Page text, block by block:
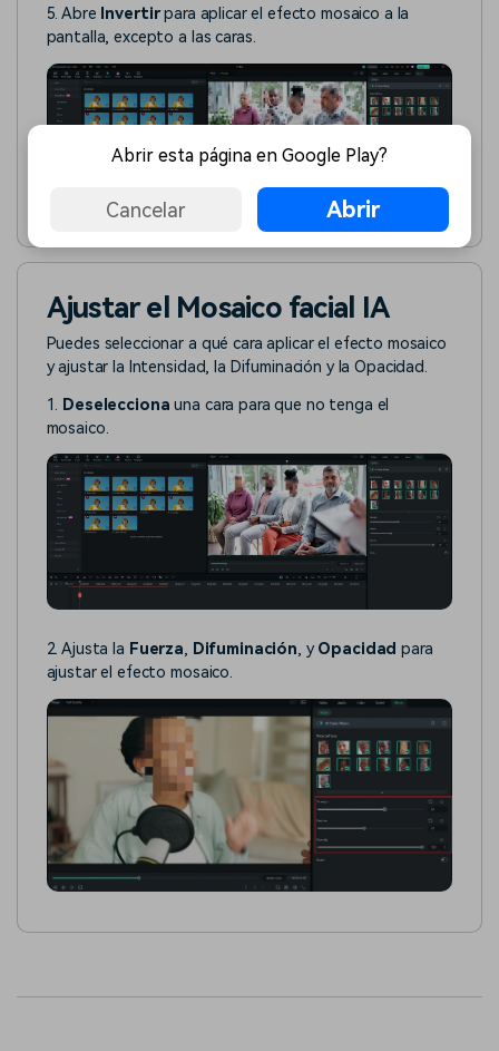
5. Abre Invertirpara aplicar el efecto mosaico a la
pantalla, excepto a las caras.
Ajustar el Mosaico facial IA
Puedes seleccionar a qué cara aplicar el efecto mosaico
y ajustar la Intensidad, la Difuminación y la Opacidad.
1. Deseleccionauna cara para que no tenga el
mosaico.
2. Ajusta la Fuerza, Difuminación, yOpacidad para
ajustar el efecto mosaico.
Abrir esta página en Google Play?
Cancelar Abrir